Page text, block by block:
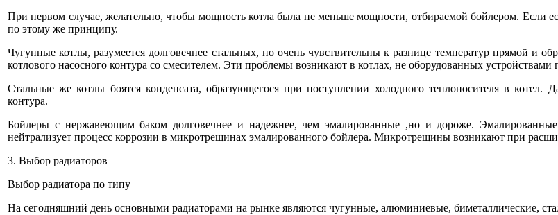
При первом случае, желательно, чтобы мощность котла была не меньше мощности, отбираемой бойлером. Если
по этому же принципу.
Чугунные котлы, разумеется долговечнее стальных, но очень чувствительны к разнице температур прямой и
котлового насосного контура со смесителем. Эти проблемы возникают в котлах, не оборудованных
Стальные же котлы боятся конденсата, образующегося при поступлении холодного теплоносителя в котел.
контура.
Бойлеры с нержавеющим баком долговечнее и надежнее, чем эмалированные ,но и дороже. Эмалированные
нейтрализует процесс коррозии в микротрещинах эмалированного бойлера. Микротрещины возникают при
3. Выбор радиаторов
Выбор радиатора по типу
На сегодняшний день основными радиаторами на рынке являются чугунные, алюминиевые, биметаллические,